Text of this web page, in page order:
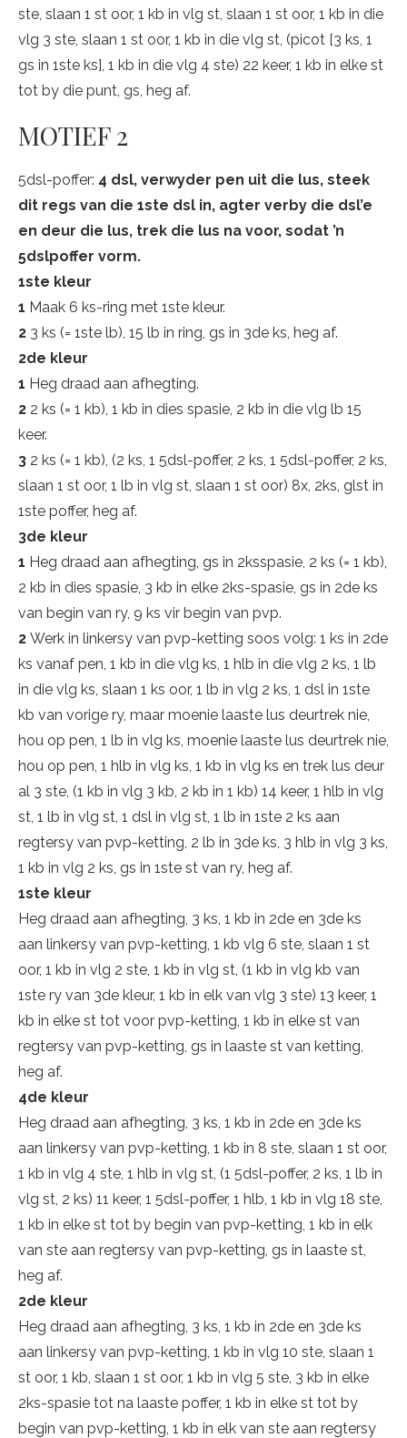
ste, slaan 1 st oor, 1 kb in vlg st, slaan 1 st oor, 1 kb in die
vlg 3 ste, slaan 1 st oor, 1 kb in die vlg st, (picot [3 ks, 1
gs in 1ste ks], 1 kb in die vlg 4 ste) 22 keer, 1 kb in elke st
tot by die punt, gs, heg af.
MOTIEF 2
5dsl-poffer: 4 dsl, verwyder pen uit die lus, steek
dit regs van die 1ste dsl in, agter verby die dsl’e
en deur die lus, trek die lus na voor, sodat ’n
5dslpoffer vorm.
1ste kleur
1 Maak 6 ks-ring met 1ste kleur.
2 3 ks (= 1ste lb), 15 lb in ring, gs in 3de ks, heg af.
2de kleur
1 Heg draad aan afhegting.
2 2 ks (= 1 kb), 1 kb in dies spasie, 2 kb in die vlg lb 15
keer.
3 2 ks (= 1 kb), (2 ks, 1 5dsl-poffer, 2 ks, 1 5dsl-poffer, 2 ks,
slaan 1 st oor, 1 lb in vlg st, slaan 1 st oor) 8x, 2ks, glst in
1ste poffer, heg af.
3de kleur
1 Heg draad aan afhegting, gs in 2ksspasie, 2 ks (= 1 kb),
2 kb in dies spasie, 3 kb in elke 2ks-spasie, gs in 2de ks
van begin van ry, 9 ks vir begin van pvp.
2 Werk in linkersy van pvp-ketting soos volg: 1 ks in 2de
ks vanaf pen, 1 kb in die vlg ks, 1 hlb in die vlg 2 ks, 1 lb
in die vlg ks, slaan 1 ks oor, 1 lb in vlg 2 ks, 1 dsl in 1ste
kb van vorige ry, maar moenie laaste lus deurtrek nie,
hou op pen, 1 lb in vlg ks, moenie laaste lus deurtrek nie,
hou op pen, 1 hlb in vlg ks, 1 kb in vlg ks en trek lus deur
al 3 ste, (1 kb in vlg 3 kb, 2 kb in 1 kb) 14 keer, 1 hlb in vlg
st, 1 lb in vlg st, 1 dsl in vlg st, 1 lb in 1ste 2 ks aan
regtersy van pvp-ketting, 2 lb in 3de ks, 3 hlb in vlg 3 ks,
1 kb in vlg 2 ks, gs in 1ste st van ry, heg af.
1ste kleur
Heg draad aan afhegting, 3 ks, 1 kb in 2de en 3de ks
aan linkersy van pvp-ketting, 1 kb vlg 6 ste, slaan 1 st
oor, 1 kb in vlg 2 ste, 1 kb in vlg st, (1 kb in vlg kb van
1ste ry van 3de kleur, 1 kb in elk van vlg 3 ste) 13 keer, 1
kb in elke st tot voor pvp-ketting, 1 kb in elke st van
regtersy van pvp-ketting, gs in laaste st van ketting,
heg af.
4de kleur
Heg draad aan afhegting, 3 ks, 1 kb in 2de en 3de ks
aan linkersy van pvp-ketting, 1 kb in 8 ste, slaan 1 st oor,
1 kb in vlg 4 ste, 1 hlb in vlg st, (1 5dsl-poffer, 2 ks, 1 lb in
vlg st, 2 ks) 11 keer, 1 5dsl-poffer, 1 hlb, 1 kb in vlg 18 ste,
1 kb in elke st tot by begin van pvp-ketting, 1 kb in elk
van ste aan regtersy van pvp-ketting, gs in laaste st,
heg af.
2de kleur
Heg draad aan afhegting, 3 ks, 1 kb in 2de en 3de ks
aan linkersy van pvp-ketting, 1 kb in vlg 10 ste, slaan 1
st oor, 1 kb, slaan 1 st oor, 1 kb in vlg 5 ste, 3 kb in elke
2ks-spasie tot na laaste poffer, 1 kb in elke st tot by
begin van pvp-ketting, 1 kb in elk van ste aan regtersy